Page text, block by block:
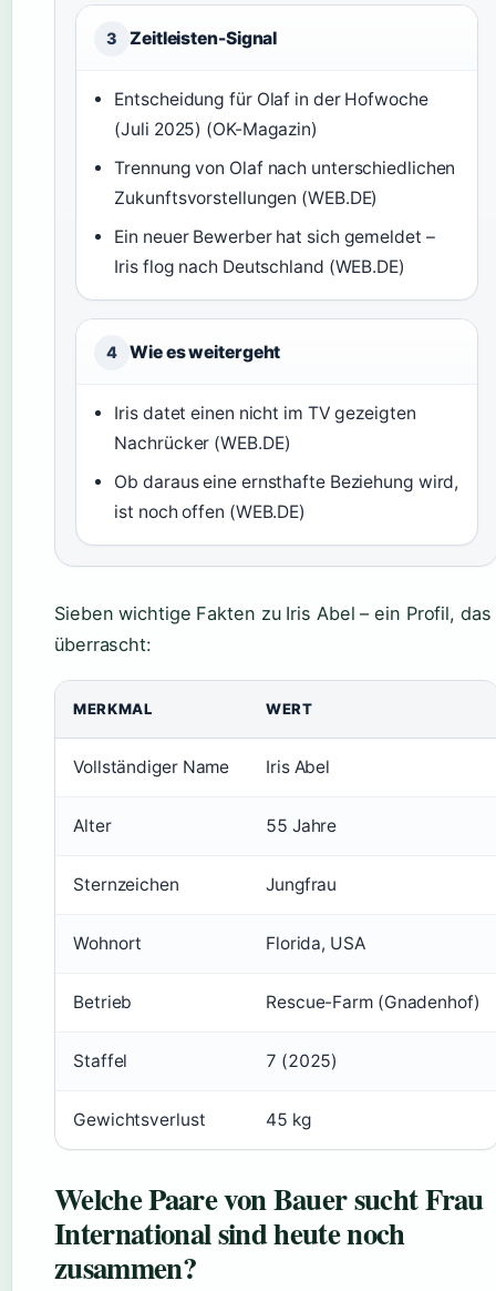
3 Zeitleisten-Signal
Entscheidung für Olaf in der Hofwoche
(Juli 2025) (OK-Magazin)
Trennung von Olaf nach unterschiedlichen
Zukunftsvorstellungen (WEB.DE)
Ein neuer Bewerber hat sich gemeldet –
Iris flog nach Deutschland (WEB.DE)
4 Wie es weitergeht
Iris datet einen nicht im TV gezeigten
Nachrücker (WEB.DE)
Ob daraus eine ernsthafte Beziehung wird,
ist noch offen (WEB.DE)
Sieben wichtige Fakten zu Iris Abel – ein Profil, das
überrascht:
MERKMAL WERT
Vollständiger Name Iris Abel
Alter 55 Jahre
Sternzeichen Jungfrau
Wohnort Florida, USA
Betrieb Rescue-Farm (Gnadenhof)
Staffel 7 (2025)
Gewichtsverlust 45 kg
Welche Paare von Bauer sucht Frau
International sind heute noch
zusammen?